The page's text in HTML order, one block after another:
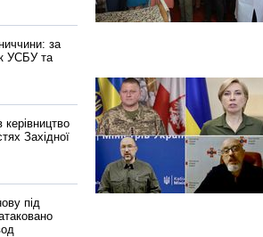
за
УСБУ та
Західної
під